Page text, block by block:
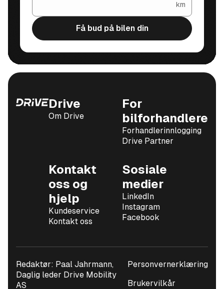
km
Få bud på bilen din
Drive
Om Drive
For
bilforhandlere
Forhandlerinnlogging
Drive Partner
Kontakt
oss og
hjelp
Kundeservice
Kontakt oss
Sosiale
medier
LinkedIn
Instagram
Facebook
Redaktør: Paal Jahrmann,
Daglig leder Drive Mobility
AS
Personvernerklæring
Brukervilkår